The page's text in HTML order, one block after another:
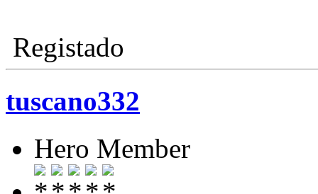
Registado
tuscano332
Hero Member